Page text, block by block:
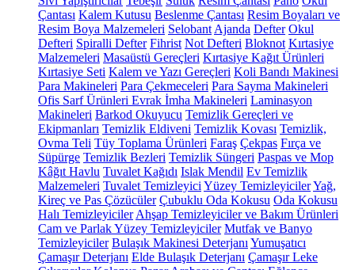
Çantası Kalem Kutusu Beslenme Çantası Resim Boyaları ve
Resim Boya Malzemeleri Selobant Ajanda Defter Okul
Defteri Spiralli Defter Fihrist Not Defteri Bloknot Kırtasiye
Malzemeleri Masaüstü Gereçleri Kırtasiye Kağıt Ürünleri
Kırtasiye Seti Kalem ve Yazı Gereçleri Koli Bandı Makinesi
Para Makineleri Para Çekmeceleri Para Sayma Makineleri
Ofis Sarf Ürünleri Evrak İmha Makineleri Laminasyon
Makineleri Barkod Okuyucu Temizlik Gereçleri ve
Ekipmanları Temizlik Eldiveni Temizlik Kovası Temizlik,
Ovma Teli Tüy Toplama Ürünleri Faraş Çekpas Fırça ve
Süpürge Temizlik Bezleri Temizlik Süngeri Paspas ve Mop
Kâğıt Havlu Tuvalet Kağıdı Islak Mendil Ev Temizlik
Malzemeleri Tuvalet Temizleyici Yüzey TemizleyicilerYağ,
Kireç ve Pas Çözücüler Çubuklu Oda Kokusu Oda Kokusu
Halı Temizleyiciler Ahşap Temizleyiciler ve Bakım Ürünleri
Cam ve Parlak Yüzey Temizleyiciler Mutfak ve Banyo
Temizleyiciler Bulaşık Makinesi Deterjanı Yumuşatıcı
Çamaşır Deterjanı Elde Bulaşık Deterjanı Çamaşır Leke